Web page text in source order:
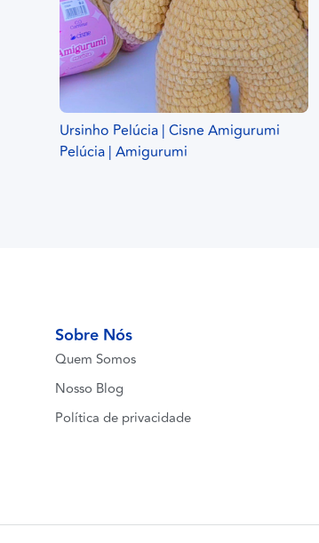
Ursinho Pelúcia | Cisne Amigurumi
Pelúcia | Amigurumi
Sobre Nós
Quem Somos
Nosso Blog
Política de privacidade